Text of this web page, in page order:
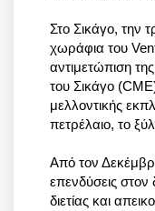
Στο Σικάγο, την
χωράφια του
αντιμετώπιση
του Σικάγο
μελλοντικής
πετρέλαιο, το
Από τον
επενδύσεις
διετίας και